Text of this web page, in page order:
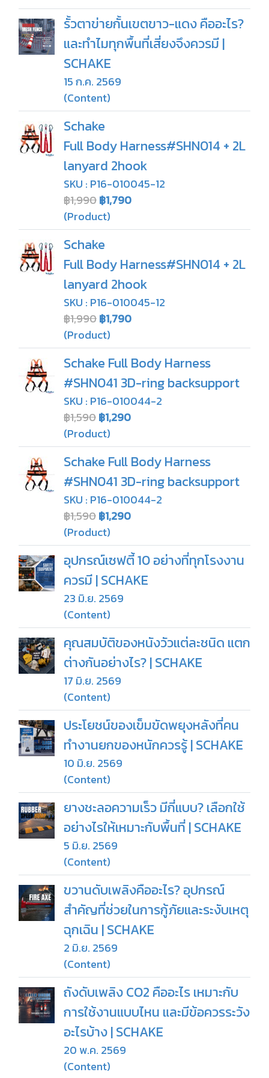
รั้วตาข่ายกั้นเขตขาว-แดง คืออะไร?
และทำไมทุกพื้นที่เสี่ยงจึงควรมี |
SCHAKE
15 ก.ค. 2569
(Content)
Schake
Full Body Harness#SHN014 + 2L
lanyard 2hook
SKU : P16-010045-12
฿1,990฿1,790
(Product)
Schake
Full Body Harness#SHN014 + 2L
lanyard 2hook
SKU : P16-010045-12
฿1,990฿1,790
(Product)
Schake Full Body Harness
#SHN041 3D-ring backsupport
SKU : P16-010044-2
฿1,590฿1,290
(Product)
Schake Full Body Harness
#SHN041 3D-ring backsupport
SKU : P16-010044-2
฿1,590฿1,290
(Product)
อุปกรณ์เซฟตี้ 10 อย่างที่ทุกโรงงาน
ควรมี | SCHAKE
23 มิ.ย. 2569
(Content)
คุณสมบัติของหนังวัวแต่ละชนิด แตก
ต่างกันอย่างไร? | SCHAKE
17 มิ.ย. 2569
(Content)
ประโยชน์ของเข็มขัดพยุงหลังที่คน
ทำงานยกของหนักควรรู้ | SCHAKE
10 มิ.ย. 2569
(Content)
ยางชะลอความเร็ว มีกี่แบบ? เลือกใช้
อย่างไรให้เหมาะกับพื้นที่ | SCHAKE
5 มิ.ย. 2569
(Content)
ขวานดับเพลิงคืออะไร? อุปกรณ์
สำคัญที่ช่วยในการกู้ภัยและระงับเหตุ
ฉุกเฉิน | SCHAKE
2 มิ.ย. 2569
(Content)
ถังดับเพลิง CO2 คืออะไร เหมาะกับ
การใช้งานแบบไหน และมีข้อควรระวัง
อะไรบ้าง | SCHAKE
20 พ.ค. 2569
(Content)